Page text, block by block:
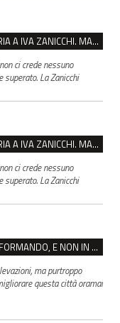
VENTASSO, SÌ ALLA CITTADINANZA ONORARIA A IVA ZANICCHI. MA BARGIACCHI: “È DI PESSIMO GUSTO”
ci crede nessuno
La Zanicchi
VENTASSO, SÌ ALLA CITTADINANZA ONORARIA A IVA ZANICCHI. MA BARGIACCHI: “È DI PESSIMO GUSTO”
ci crede nessuno
La Zanicchi
IL CENTRO STORICO DI REGGIO SI STA TRASFORMANDO, E NON IN MEGLIO
ma purtroppo
questa città oramai